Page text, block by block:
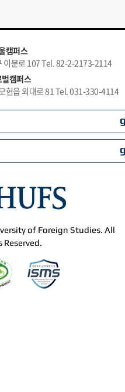
캠퍼스
이문로 107 Tel. 82-2-2173-2114
캠퍼스
현읍 외대로 81 Tel. 031-330-4114
of Foreign Studies. All
Reserved.